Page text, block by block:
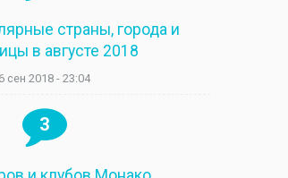
страны, города и
в августе 2018
6 сен 2018 - 23:04
3